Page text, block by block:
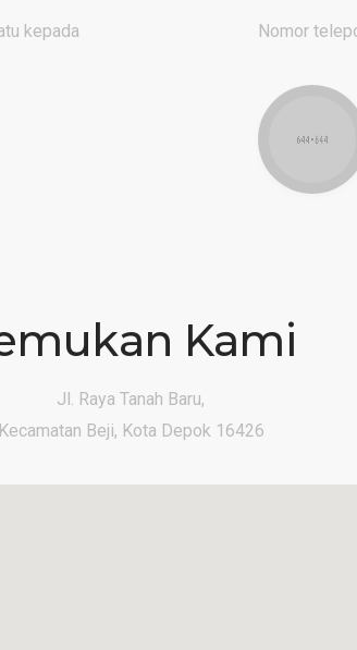
kepada
Nomor
Kami
Jl. Raya Tanah Baru,
Kecamatan Beji, Kota Depok 16426